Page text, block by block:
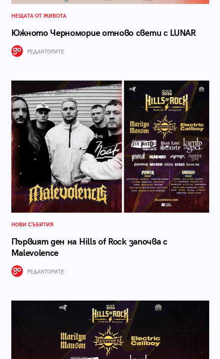
НЕЩАТА ОТ ЖИВОТА
Южното Черноморие отново свети с LUNAR
РЕДАКТОРИТЕ
НОВИ СЪБИТИЯ
Първият ден на Hills of Rock започва с
Malevolence
РЕДАКТОРИТЕ